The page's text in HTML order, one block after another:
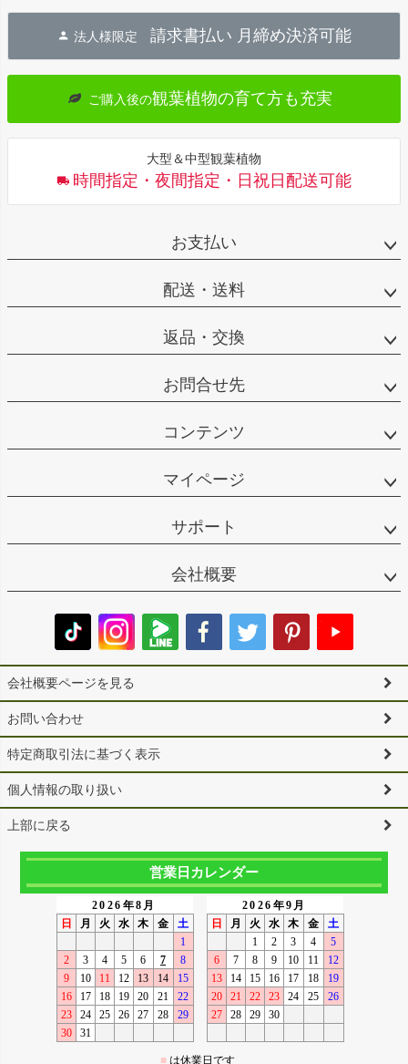
へ
法人様限定 請求書払い 月締め決済可能
ご購入後の観葉植物の育て方も充実
大型＆中型観葉植物
時間指定・夜間指定・日祝日配送可能
お支払い
配送・送料
返品・交換
お問合せ先
コンテンツ
マイページ
サポート
会社概要
会社概要ページを見る
お問い合わせ
特定商取引法に基づく表示
個人情報の取り扱い
上部に戻る
営業日カレンダー